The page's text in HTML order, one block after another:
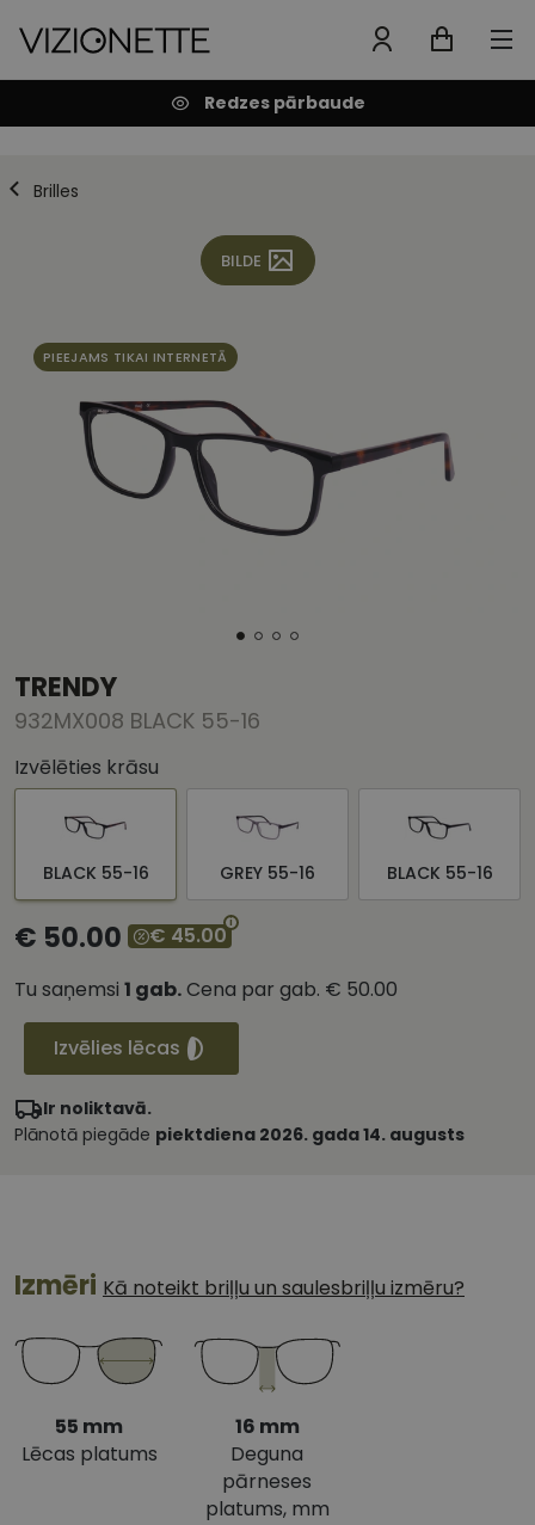
Redzes pārbaude
Brilles
BILDE
PIEEJAMS TIKAI INTERNETĀ
TRENDY
932MX008 BLACK 55-16
Izvēlēties krāsu
BLACK 55-16 GREY 55-16 BLACK 55-16
€ 50.00
€ 45.00
Tu saņemsi 1 gab.Cena par gab. € 50.00
Izvēlies lēcas
Ir noliktavā.
Plānotā piegāde piektdiena 2026. gada 14. augusts
Izmēri Kā noteikt briļļu un saulesbriļļu izmēru?
55 mm
Lēcas platums
16 mm
Deguna
pārneses
platums, mm